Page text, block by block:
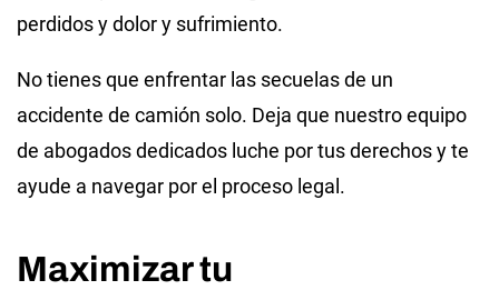
perdidos y dolor y sufrimiento.
No tienes que enfrentar las secuelas de un
accidente de camión solo. Deja que nuestro equipo
de abogados dedicados luche por tus derechos y te
ayude a navegar por el proceso legal.
Maximizar tu